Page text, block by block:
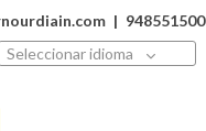
| 948551500
Seleccionar idioma